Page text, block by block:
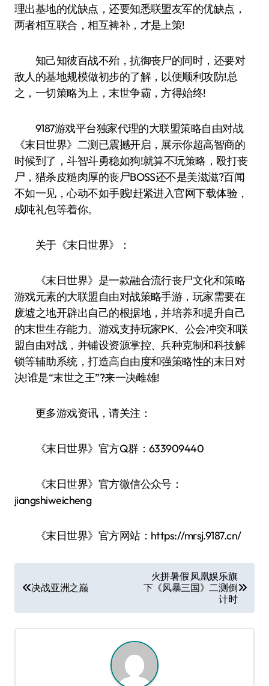
理出基地的优缺点，还要知悉联盟友军的优缺点，
两者相互联合，相互裨补，才是上策!
知己知彼百战不殆，抗御丧尸的同时，还要对
敌人的基地规模做初步的了解，以便顺利攻防!总
之，一切策略为上，末世争霸，方得始终!
9187游戏平台独家代理的大联盟策略自由对战
《末日世界》二测已震撼开启，展示你超高智商的
时候到了，斗智斗勇稳如狗!就算不玩策略，殴打丧
尸，猎杀皮糙肉厚的丧尸BOSS还不是美滋滋?百闻
不如一见，心动不如手贱!赶紧进入官网下载体验，
成吨礼包等着你。
关于《末日世界》：
《末日世界》是一款融合流行丧尸文化和策略
游戏元素的大联盟自由对战策略手游，玩家需要在
废墟之地开辟出自己的根据地，并培养和提升自己
的末世生存能力。游戏支持玩家PK、公会冲突和联
盟自由对战，并铺设资源掌控、兵种克制和科技解
锁等辅助系统，打造高自由度和强策略性的末日对
决!谁是“末世之王”?来一决雌雄!
更多游戏资讯，请关注：
《末日世界》官方Q群：633909440
《末日世界》官方微信公众号：
jiangshiweicheng
《末日世界》官方网站：https://mrsj.9187.cn/
章
导
航
决战亚洲之巅
火拼暑假 凤凰娱乐旗
下《风暴三国》二测倒
计时